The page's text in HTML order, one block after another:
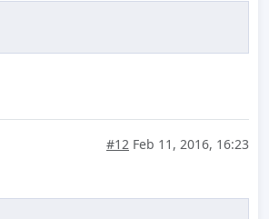
#12 Feb 11, 2016, 16:23